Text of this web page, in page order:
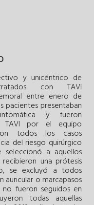
y unicéntrico de
con TAVI
entre enero de
pacientes presentaban
y fueron
TAVI por el equipo
todos los casos
del riesgo quirúrgico
seleccionó a aquellos
una prótesis
se excluyó a todos
auricular o marcapasos
fueron seguidos en
todas aquellas